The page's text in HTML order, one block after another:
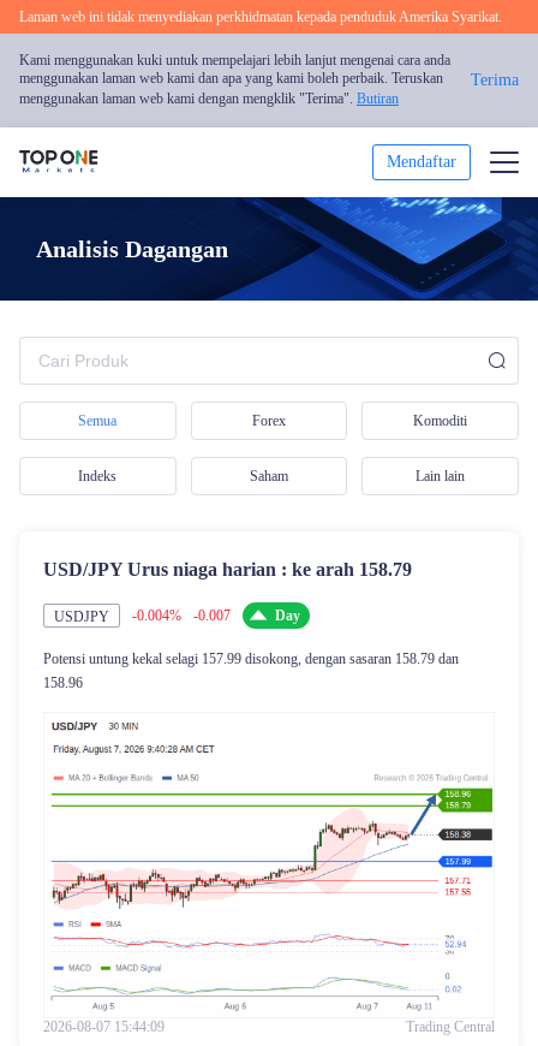
Laman web ini tidak menyediakan perkhidmatan kepada penduduk Amerika Syarikat.
Kami menggunakan kuki untuk mempelajari lebih lanjut mengenai cara anda
menggunakan laman web kami dan apa yang kami boleh perbaik. Teruskan
menggunakan laman web kami dengan mengklik "Terima". Butiran
Terima
Mendaftar
Analisis Pasaran
Pendidikan
Promosi
Trader | Partners
Analisis Dagangan
Semua Forex Komoditi
Indeks Saham Lain lain
USD/JPY Urus niaga harian : ke arah 158.79
USDJPY -0.004% -0.007 Day
Potensi untung kekal selagi 157.99 disokong, dengan sasaran 158.79 dan
158.96
2026-08-07 15:44:09 Trading Central